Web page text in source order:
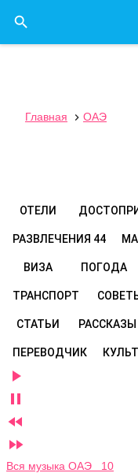

Главная  ОАЭ
ОТЕЛИ
РАЗВЛЕЧЕНИЯ 44
ВИЗА ПОГОДА
ТРАНСПОРТ
СТАТЬИ РАССКАЗЫ
ПЕРЕВОДЧИК




Вся музыка ОАЭ 10